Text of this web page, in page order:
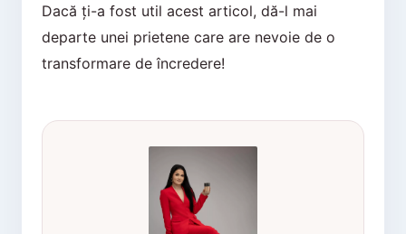
Dacă ți-a fost util acest articol, dă-l mai
departe unei prietene care are nevoie de o
transformare de încredere!